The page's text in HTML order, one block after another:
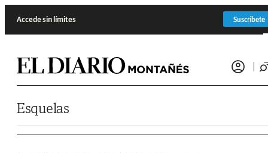
Accede sin límites Suscríbete
Esquelas